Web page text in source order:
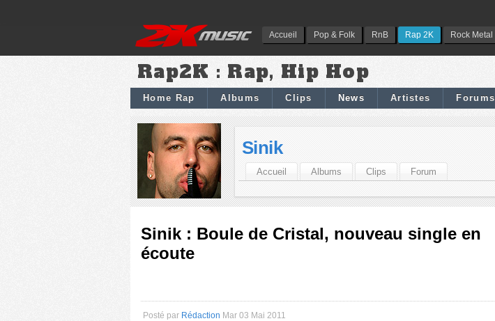
Accueil Pop & Folk RnB Rap 2K Rock Metal
Rap2K : Rap, Hip Hop
Home Rap Albums Clips News Artistes Forums
Sinik
Accueil Albums Clips Forum
Sinik : Boule de Cristal, nouveau single en
écoute
Posté par Rédaction Mar 03 Mai 2011